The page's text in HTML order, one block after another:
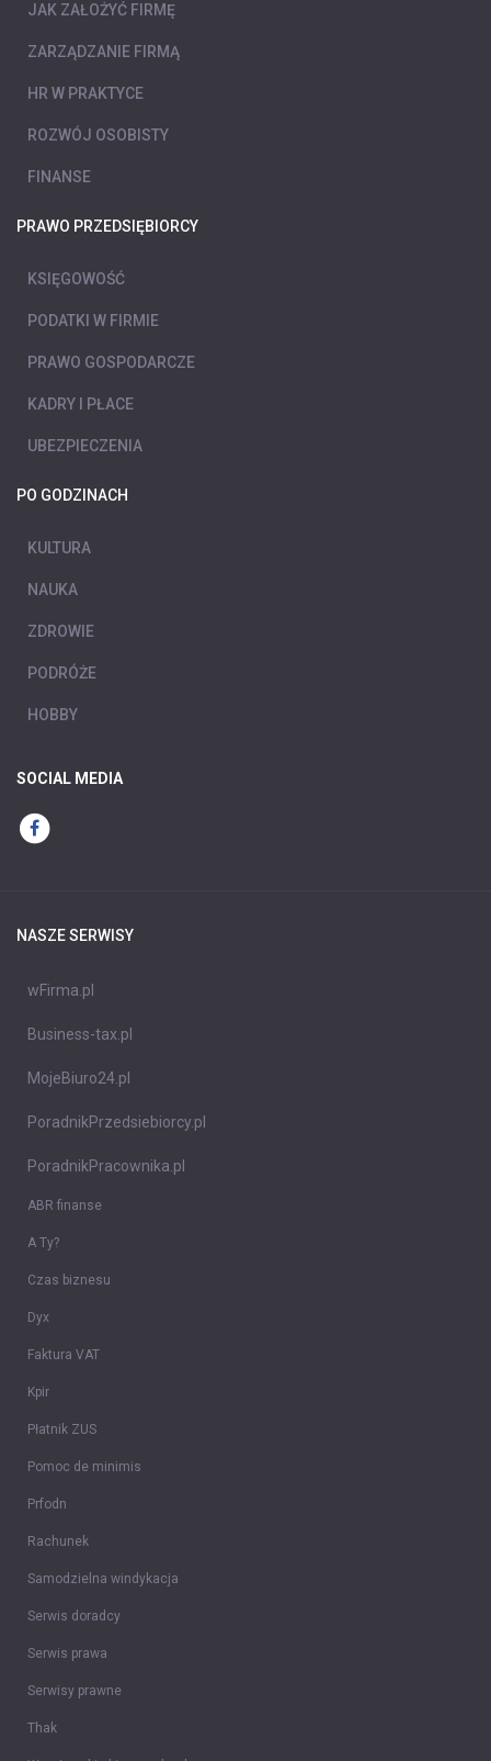
JAK ZAŁOŻYĆ FIRMĘ
ZARZĄDZANIE FIRMĄ
HR W PRAKTYCE
ROZWÓJ OSOBISTY
FINANSE
PRAWO PRZEDSIĘBIORCY
KSIĘGOWOŚĆ
PODATKI W FIRMIE
PRAWO GOSPODARCZE
KADRY I PŁACE
UBEZPIECZENIA
PO GODZINACH
KULTURA
NAUKA
ZDROWIE
PODRÓŻE
HOBBY
SOCIAL MEDIA
NASZE SERWISY
wFirma.pl
Business-tax.pl
MojeBiuro24.pl
PoradnikPrzedsiebiorcy.pl
PoradnikPracownika.pl
ABR finanse
A Ty?
Czas biznesu
Dyx
Faktura VAT
Kpir
Płatnik ZUS
Pomoc de minimis
Prfodn
Rachunek
Samodzielna windykacja
Serwis doradcy
Serwis prawa
Serwisy prawne
Thak